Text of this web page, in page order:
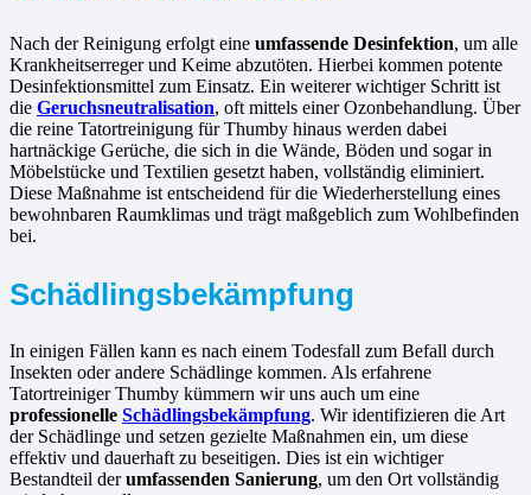
Nach der Reinigung erfolgt eine umfassende Desinfektion, um alle
Krankheitserreger und Keime abzutöten. Hierbei kommen potente
Desinfektionsmittel zum Einsatz. Ein weiterer wichtiger Schritt ist
die Geruchsneutralisation, oft mittels einer Ozonbehandlung. Über
die reine Tatortreinigung für Thumby hinaus werden dabei
hartnäckige Gerüche, die sich in die Wände, Böden und sogar in
Möbelstücke und Textilien gesetzt haben, vollständig eliminiert.
Diese Maßnahme ist entscheidend für die Wiederherstellung eines
bewohnbaren Raumklimas und trägt maßgeblich zum Wohlbefinden
bei.
Schädlingsbekämpfung
In einigen Fällen kann es nach einem Todesfall zum Befall durch
Insekten oder andere Schädlinge kommen. Als erfahrene
Tatortreiniger Thumby kümmern wir uns auch um eine
professionelle Schädlingsbekämpfung. Wir identifizieren die Art
der Schädlinge und setzen gezielte Maßnahmen ein, um diese
effektiv und dauerhaft zu beseitigen. Dies ist ein wichtiger
Bestandteil derumfassenden Sanierung, um den Ort vollständig